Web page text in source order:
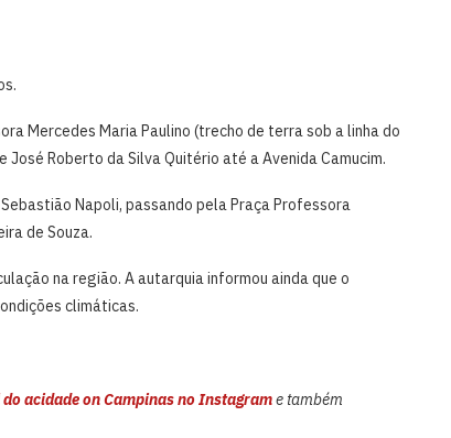
Mercedes Maria Paulino (trecho de terra sob a linha do
Roberto da Silva Quitério até a Avenida Camucim.
Napoli, passando pela Praça Professora
de Souza.
na região. A autarquia informou ainda que o
climáticas.
acidade on Campinas no Instagrame também